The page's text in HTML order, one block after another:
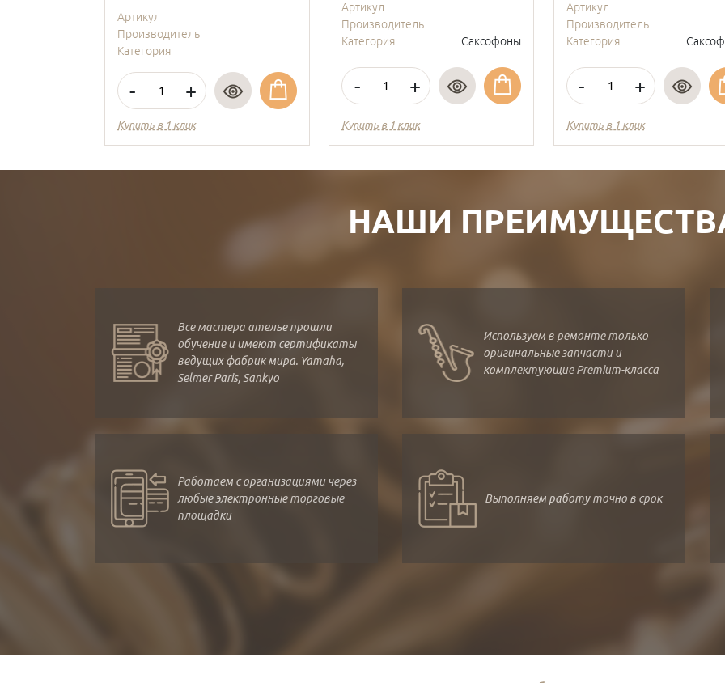
Артикул
Производитель
Категория
- +
Купить в 1 клик
Артикул
Производитель
Категория
Саксофоны
- +
Купить в 1 клик
Артикул
Производитель
Категория
- +
Купить в 1 клик
НАШИ
Все мастера ателье прошли
обучение и имеют сертификаты
ведущих фабрик мира. Yamaha,
Selmer Paris, Sankyo
Используем в ремонте только
оригинальные запчасти и
комплектующие Premium-класса
Работаем с организациями через
любые электронные торговые
площадки
Выполняем работу точно в срок